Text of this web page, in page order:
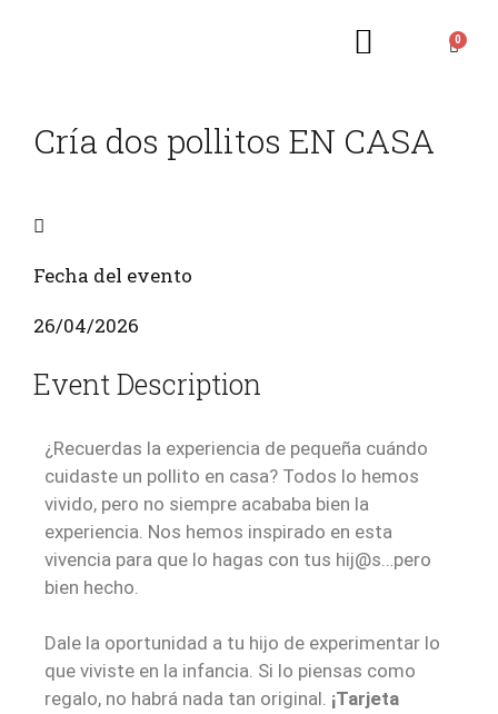
Cría dos pollitos EN CASA
Fecha del evento
26/04/2026
Event Description
¿Recuerdas la experiencia de pequeña cuándo
cuidaste un pollito en casa? Todos lo hemos
vivido, pero no siempre acababa bien la
experiencia. Nos hemos inspirado en esta
vivencia para que lo hagas con tus hij@s…pero
bien hecho.
Dale la oportunidad a tu hijo de experimentar lo
que viviste en la infancia. Si lo piensas como
regalo, no habrá nada tan original. ¡Tarjeta